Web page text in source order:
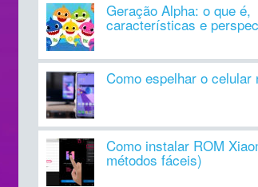
Geração Alpha: o que é,
características e
Como espelhar o celular
Como instalar ROM
métodos fáceis)